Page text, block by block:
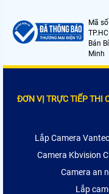
Mã
Bán
Minh
ĐƠN VỊ TRỰC TIẾP THI
Lắp Camera
Camera Kbvision
Camera an
Lắp